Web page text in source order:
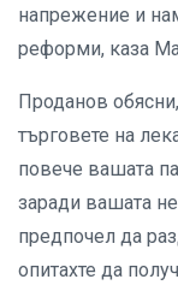
напрежение и
реформи, каза
Проданов
търговете на
повече вашата
заради вашата
предпочел да
опитахте да